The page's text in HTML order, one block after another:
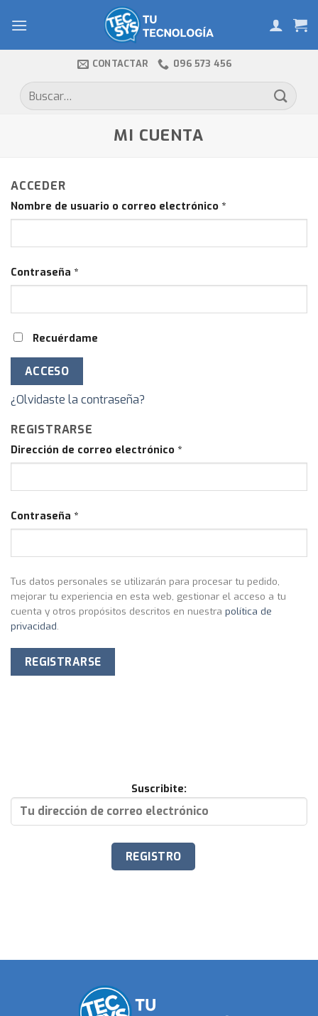
CONTACTAR 096 573 456
Buscar
por:
MI CUENTA
ACCEDER
Nombre de usuario o correo electrónico *
Contraseña *
Recuérdame
ACCESO
¿Olvidaste la contraseña?
REGISTRARSE
Dirección de correo electrónico *
Contraseña *
Tus datos personales se utilizarán para procesar tu pedido,
mejorar tu experiencia en esta web, gestionar el acceso a tu
cuenta y otros propósitos descritos en nuestra política de
privacidad.
REGISTRARSE
Suscribite: